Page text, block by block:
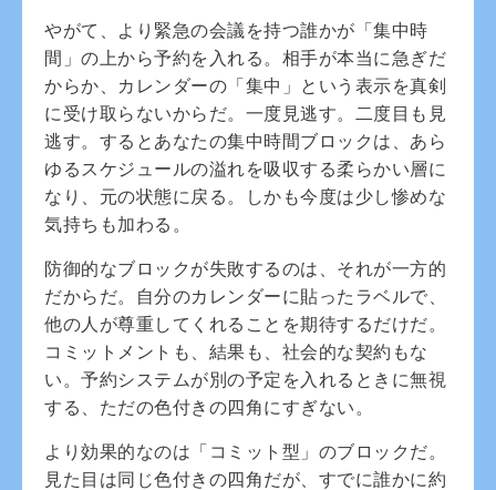
やがて、より緊急の会議を持つ誰かが「集中時
間」の上から予約を入れる。相手が本当に急ぎだ
からか、カレンダーの「集中」という表示を真剣
に受け取らないからだ。一度見逃す。二度目も見
逃す。するとあなたの集中時間ブロックは、あら
ゆるスケジュールの溢れを吸収する柔らかい層に
なり、元の状態に戻る。しかも今度は少し惨めな
気持ちも加わる。
防御的なブロックが失敗するのは、それが一方的
だからだ。自分のカレンダーに貼ったラベルで、
他の人が尊重してくれることを期待するだけだ。
コミットメントも、結果も、社会的な契約もな
い。予約システムが別の予定を入れるときに無視
する、ただの色付きの四角にすぎない。
より効果的なのは「コミット型」のブロックだ。
見た目は同じ色付きの四角だが、すでに誰かに約